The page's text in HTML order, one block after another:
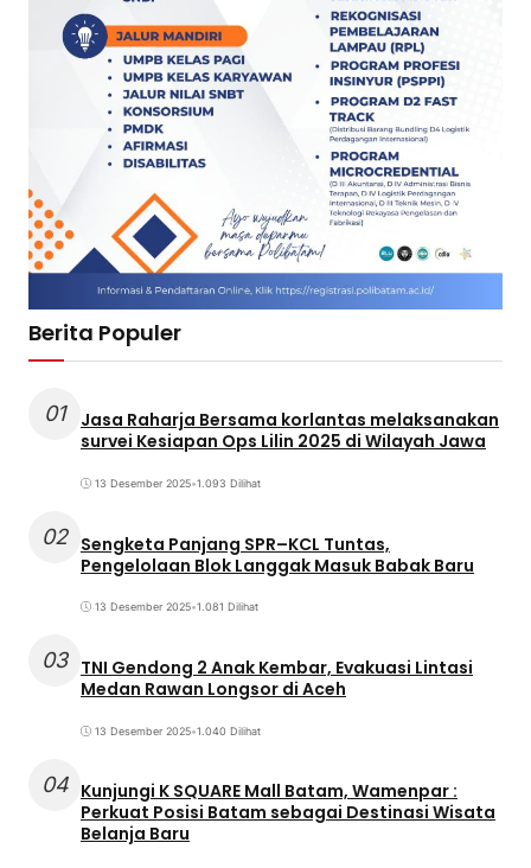
Berita Populer
01
Jasa Raharja Bersama korlantas melaksanakan
survei Kesiapan Ops Lilin 2025 di Wilayah Jawa
13 Desember 2025•1.093 Dilihat
02 Sengketa Panjang SPR–KCL Tuntas,
Pengelolaan Blok Langgak Masuk Babak Baru
13 Desember 2025•1.081 Dilihat
03 TNI Gendong 2 Anak Kembar, Evakuasi Lintasi
Medan Rawan Longsor di Aceh
13 Desember 2025•1.040 Dilihat
04 Kunjungi K SQUARE Mall Batam, Wamenpar :
Perkuat Posisi Batam sebagai Destinasi Wisata
Belanja Baru